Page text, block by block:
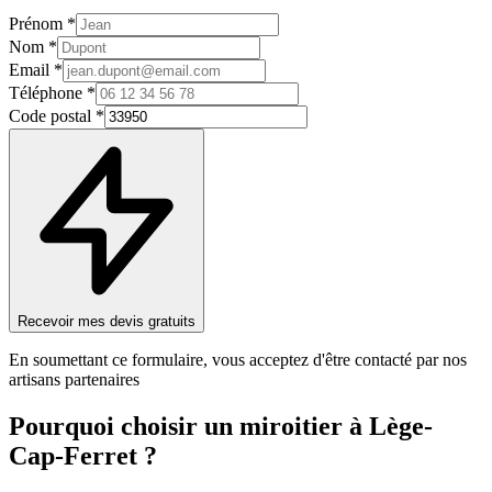
Prénom *
Nom *
Email *
Téléphone *
Code postal *
Recevoir mes devis gratuits
En soumettant ce formulaire, vous acceptez d'être contacté par nos
artisans partenaires
Pourquoi choisir un miroitier à Lège-
Cap-Ferret ?